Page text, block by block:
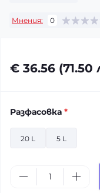
Мнения: 0
€ 36.56 (71.50
Разфасовка *
20 L 5 L